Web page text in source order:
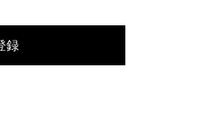
録